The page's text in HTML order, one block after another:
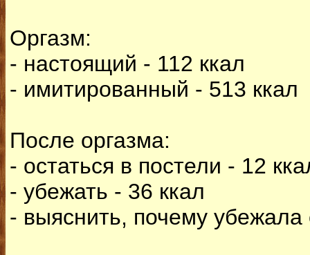
Оргазм:
- настоящий - 112 ккал
- имитированный - 513 ккал
После оргазма:
- остаться в постели - 12
- убежать - 36 ккал
- выяснить, почему убежала